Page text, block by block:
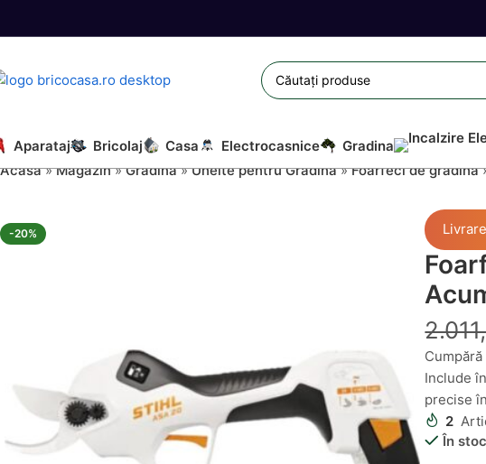
Aparataj Bricolaj Casa Electrocasnice Gradina
Acasă»Magazin»Gradina»Unelte pentru Gradina»Foarfeci de gradina
-20%
Include
precise
2
În stoc